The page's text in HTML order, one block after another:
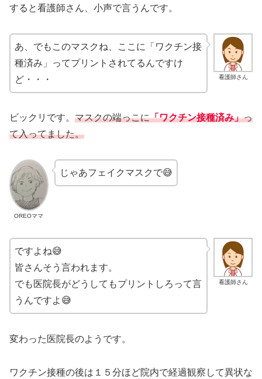
すると看護師さん、小声で言うんです。
看護師さん
あ、でもこのマスクね、ここに「ワクチン接
種済み」ってプリントされてるんですけ
ど・・・
ビックリです。 マスクの端っこに「ワクチン接種済み」っ
て入ってました。
OREOママ
じゃあフェイクマスクで😅
看護師さん
ですよね😅
皆さんそう言われます。
でも医院長がどうしてもプリントしろって言
うんですよ😅
変わった医院長のようです。
ワクチン接種の後は１５分ほど院内で経過観察して異状な